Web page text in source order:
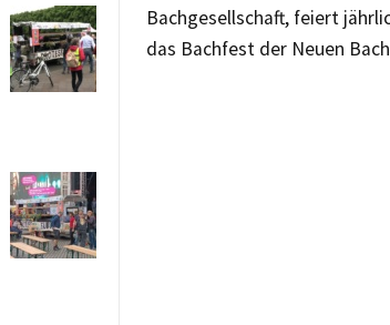
Bachgesellschaft, feiert
das Bachfest der Neuen